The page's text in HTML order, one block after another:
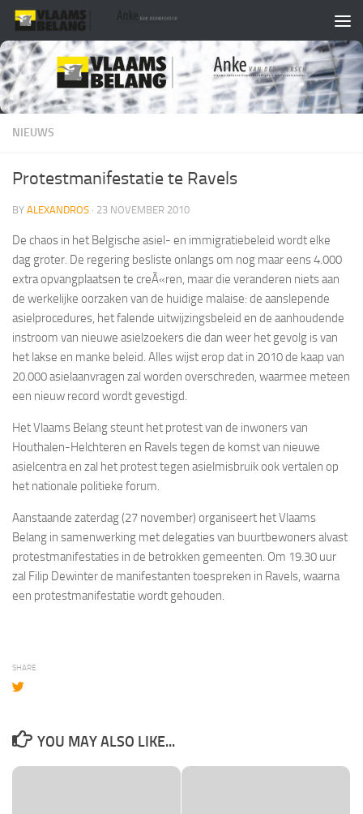
Skip to content
NIEUWS
Protestmanifestatie te Ravels
BY ALEXANDROS · 23 NOVEMBER 2010
De chaos in het Belgische asiel- en immigratiebeleid wordt elke
dag groter. De regering besliste onlangs om nog maar eens 4.000
extra opvangplaatsen te creÃ«ren, maar die veranderen niets aan
de werkelijke oorzaken van de huidige malaise: de aanslepende
asielprocedures, het falende uitwijzingsbeleid en de aanhoudende
instroom van nieuwe asielzoekers die dan weer het gevolg is van
het lakse en manke beleid. Alles wijst erop dat in 2010 de kaap van
20.000 asielaanvragen zal worden overschreden, waarmee meteen
een nieuw record wordt gevestigd.
Het Vlaams Belang steunt het protest van de inwoners van
Houthalen-Helchteren en Ravels tegen de komst van nieuwe
asielcentra en zal het protest tegen asielmisbruik ook vertalen op
het nationale politieke forum.
Aanstaande zaterdag (27 november) organiseert het Vlaams
Belang in samenwerking met delegaties van buurtbewoners alvast
protestmanifestaties in de betrokken gemeenten. Om 19.30 uur
zal Filip Dewinter de manifestanten toespreken in Ravels, waarna
een protestmanifestatie wordt gehouden.
SHARE
YOU MAY ALSO LIKE...